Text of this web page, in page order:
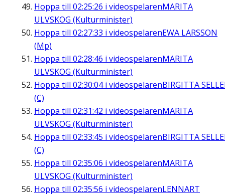
Hoppa till 02:25:26 i videospelarenMARITA
ULVSKOG (Kulturminister)
Hoppa till 02:27:33 i videospelarenEWA LARSSON
(Mp)
Hoppa till 02:28:46 i videospelarenMARITA
ULVSKOG (Kulturminister)
Hoppa till 02:30:04i videospelarenBIRGITTA
(C)
Hoppa till 02:31:42 i videospelarenMARITA
ULVSKOG (Kulturminister)
Hoppa till 02:33:45 i videospelarenBIRGITTA
(C)
Hoppa till 02:35:06 i videospelarenMARITA
ULVSKOG (Kulturminister)
Hoppa till 02:35:56 i videospelarenLENNART